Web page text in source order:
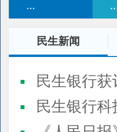
...
民生新闻
民生银行
民生银行科技金